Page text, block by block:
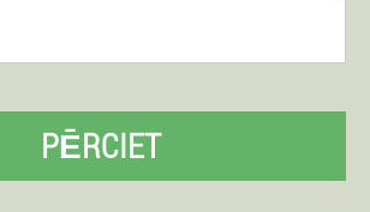
PĒRCIET